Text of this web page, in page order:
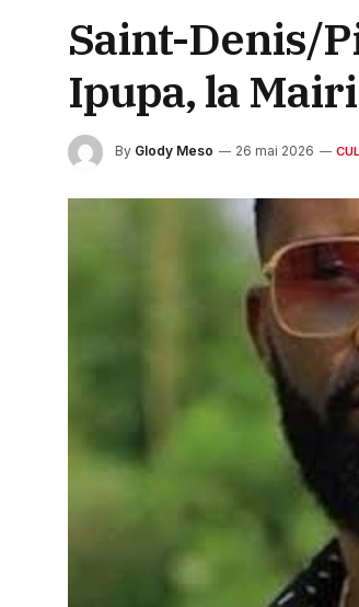
Saint-Denis/
Ipupa, la
By Glody Meso 26 mai 2026